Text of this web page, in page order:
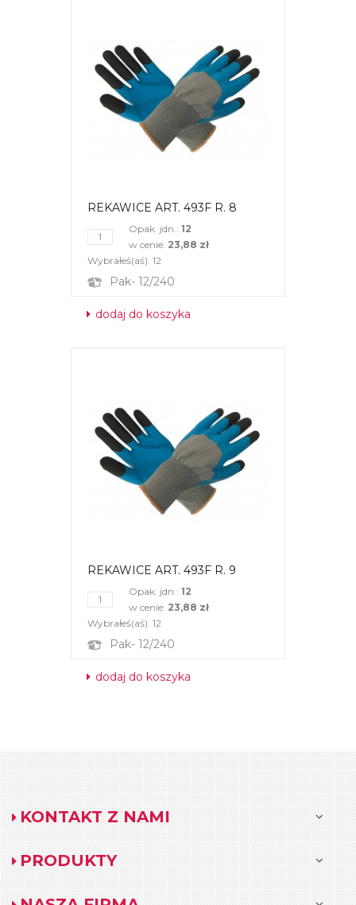
REKAWICE ART. 493F R. 8
Opak. jdn.: 12
w cenie: 23,88 zł
Wybrałeś(aś): 12
Pak- 12/240
dodaj do koszyka
REKAWICE ART. 493F R. 9
Opak. jdn.: 12
w cenie: 23,88 zł
Wybrałeś(aś): 12
Pak- 12/240
dodaj do koszyka
KONTAKT Z NAMI
PRODUKTY